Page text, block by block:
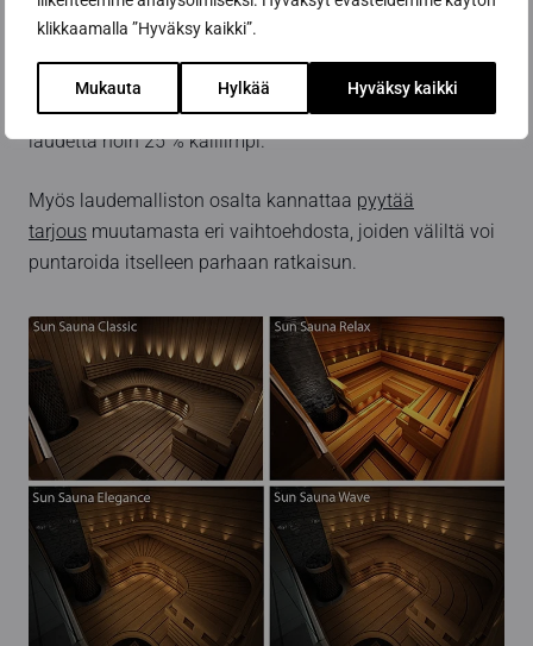
klikkaamalla ”Hyväksy kaikki”.
Mukauta Hylkää Hyväksy kaikki
selkänojat ja ritilät ovat kalliimpia kuin Classicin
ja Wavessa 140 mm. Sen takia Elegance on noin 15 %
kalliimpi kuin Classic-laude. Wave-laude on Classic-
laudetta noin 25 % kalliimpi.
Myös laudemalliston osalta kannattaa pyytää
tarjous muutamasta eri vaihtoehdosta, joiden väliltä voi
puntaroida itselleen parhaan ratkaisun.